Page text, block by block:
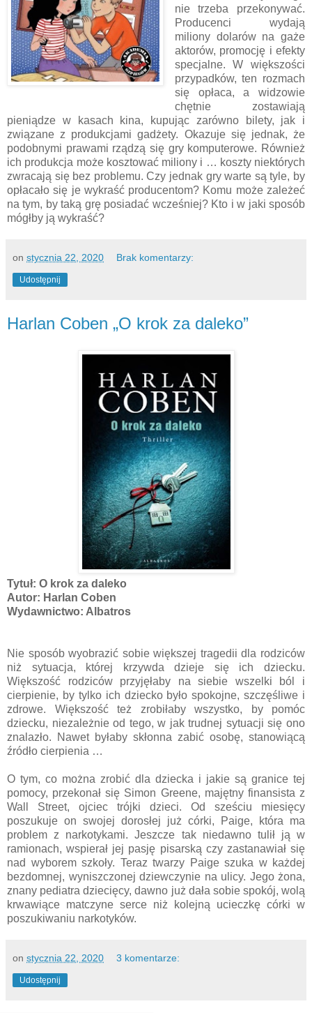
nie trzeba przekonywać.
Producenci wydają
miliony dolarów na gaże
aktorów, promocję i efekty
specjalne. W większości
przypadków, ten rozmach
się opłaca, a widzowie
chętnie zostawiają
pieniądze w kasach kina, kupując zarówno bilety, jak i
związane z produkcjami gadżety. Okazuje się jednak, że
podobnymi prawami rządzą się gry komputerowe. Również
ich produkcja może kosztować miliony i … koszty niektórych
zwracają się bez problemu. Czy jednak gry warte są tyle, by
opłacało się je wykraść producentom? Komu może zależeć
na tym, by taką grę posiadać wcześniej? Kto i w jaki sposób
mógłby ją wykraść?
on stycznia 22, 2020 Brak komentarzy:
Udostępnij
Harlan Coben „O krok za daleko”
Tytuł: O krok za daleko
Autor: Harlan Coben
Wydawnictwo: Albatros
Nie sposób wyobrazić sobie większej tragedii dla rodziców
niż sytuacja, której krzywda dzieje się ich dziecku.
Większość rodziców przyjęłaby na siebie wszelki ból i
cierpienie, by tylko ich dziecko było spokojne, szczęśliwe i
zdrowe. Większość też zrobiłaby wszystko, by pomóc
dziecku, niezależnie od tego, w jak trudnej sytuacji się ono
znalazło. Nawet byłaby skłonna zabić osobę, stanowiącą
źródło cierpienia …
O tym, co można zrobić dla dziecka i jakie są granice tej
pomocy, przekonał się Simon Greene, majętny finansista z
Wall Street, ojciec trójki dzieci. Od sześciu miesięcy
poszukuje on swojej dorosłej już córki, Paige, która ma
problem z narkotykami. Jeszcze tak niedawno tulił ją w
ramionach, wspierał jej pasję pisarską czy zastanawiał się
nad wyborem szkoły. Teraz twarzy Paige szuka w każdej
bezdomnej, wyniszczonej dziewczynie na ulicy. Jego żona,
znany pediatra dziecięcy, dawno już dała sobie spokój, wolą
krwawiące matczyne serce niż kolejną ucieczkę córki w
poszukiwaniu narkotyków.
on stycznia 22, 2020 3 komentarze:
Udostępnij